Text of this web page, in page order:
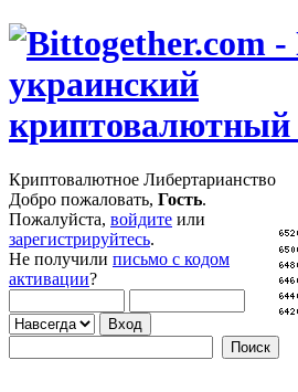
Криптовалютное Либертарианство
Добро пожаловать, Гость.
Пожалуйста, войдите или
зарегистрируйтесь.
Не получили письмо с кодом
активации?